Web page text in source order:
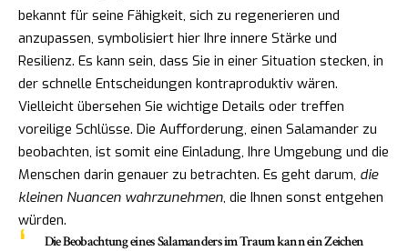
bekannt für seine Fähigkeit, sich zu regenerieren und
anzupassen, symbolisiert hier Ihre innere Stärke und
Resilienz. Es kann sein, dass Sie in einer Situation stecken, in
der schnelle Entscheidungen kontraproduktiv wären.
Vielleicht übersehen Sie wichtige Details oder treffen
voreilige Schlüsse. Die Aufforderung, einen Salamander zu
beobachten, ist somit eine Einladung, Ihre Umgebung und die
Menschen darin genauer zu betrachten. Es geht darum, die
kleinen Nuancen wahrzunehmen, die Ihnen sonst entgehen
würden.
Die Beobachtung eines Salamanders im Traum kann ein Zeichen